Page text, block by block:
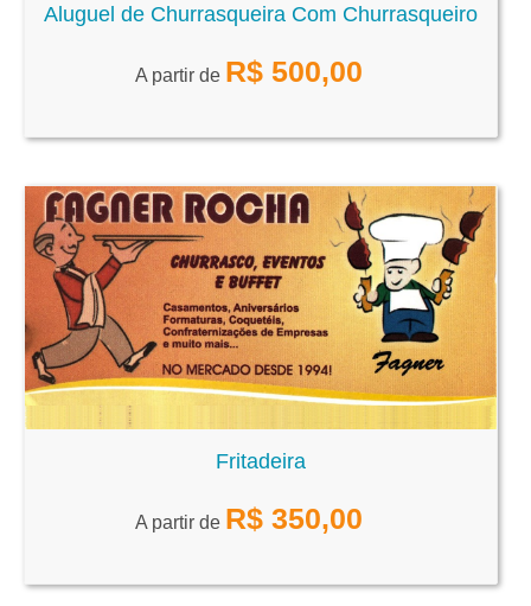
Aluguel de Churrasqueira Com Churrasqueiro
A partir de R$ 500,00
Fritadeira
A partir de R$ 350,00